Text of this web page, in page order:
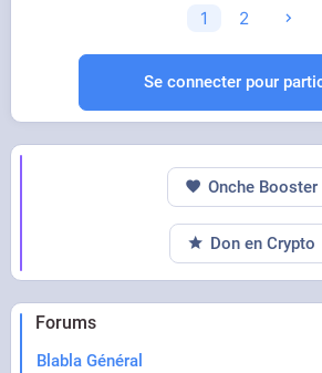
1 2
Se connecter pour
Forums
Blabla Général
Onche Booster
Don en Crypto